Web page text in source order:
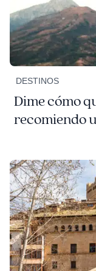
DESTINOS
Dime cómo
recomiendo